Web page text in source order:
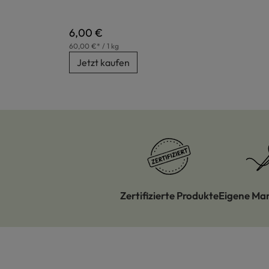
Regulärer Preis:
6,00 €
60,00 €* / 1 kg
Jetzt kaufen
Zertifizierte ProdukteEigene